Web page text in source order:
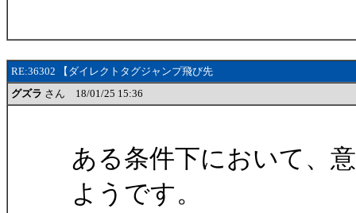
RE:36302 【ダイレクトタグジャンプ飛び先
グズラ さん 18/01/25 15:36
ある条件下において、
ようです。